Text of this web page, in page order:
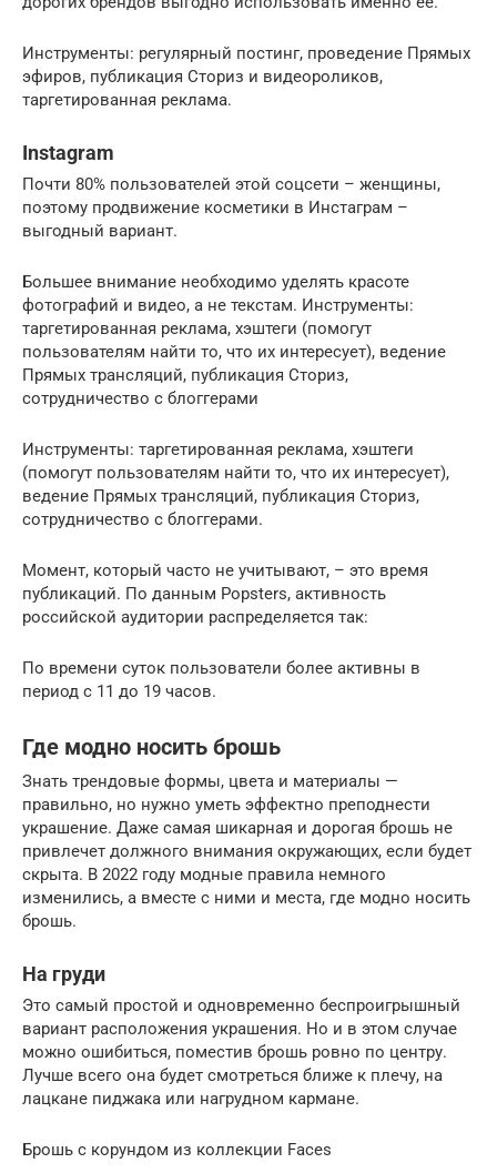
Инструменты: регулярный постинг, проведение Прямых
эфиров, публикация Сториз и видеороликов,
таргетированная реклама.
Instagram
Почти 80% пользователей этой соцсети – женщины,
поэтому продвижение косметики в Инстаграм –
выгодный вариант.
Большее внимание необходимо уделять красоте
фотографий и видео, а не текстам. Инструменты:
таргетированная реклама, хэштеги (помогут
пользователям найти то, что их интересует), ведение
Прямых трансляций, публикация Сториз,
сотрудничество с блоггерами
Инструменты: таргетированная реклама, хэштеги
(помогут пользователям найти то, что их интересует),
ведение Прямых трансляций, публикация Сториз,
сотрудничество с блоггерами.
Момент, который часто не учитывают, – это время
публикаций. По данным Popsters, активность
российской аудитории распределяется так:
По времени суток пользователи более активны в
период с 11 до 19 часов.
Где модно носить брошь
Знать трендовые формы, цвета и материалы —
правильно, но нужно уметь эффектно преподнести
украшение. Даже самая шикарная и дорогая брошь не
привлечет должного внимания окружающих, если будет
скрыта. В 2022 году модные правила немного
изменились, а вместе с ними и места, где модно носить
брошь.
На груди
Это самый простой и одновременно беспроигрышный
вариант расположения украшения. Но и в этом случае
можно ошибиться, поместив брошь ровно по центру.
Лучше всего она будет смотреться ближе к плечу, на
лацкане пиджака или нагрудном кармане.
Брошь с корундом из коллекции Faces